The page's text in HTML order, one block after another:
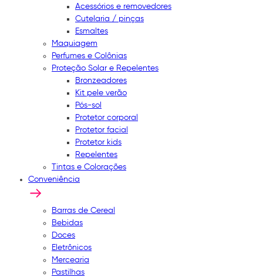
Acessórios e removedores
Cutelaria / pinças
Esmaltes
Maquiagem
Perfumes e Colônias
Proteção Solar e Repelentes
Bronzeadores
Kit pele verão
Pós-sol
Protetor corporal
Protetor facial
Protetor kids
Repelentes
Tintas e Colorações
Conveniência
Barras de Cereal
Bebidas
Doces
Eletrônicos
Mercearia
Pastilhas